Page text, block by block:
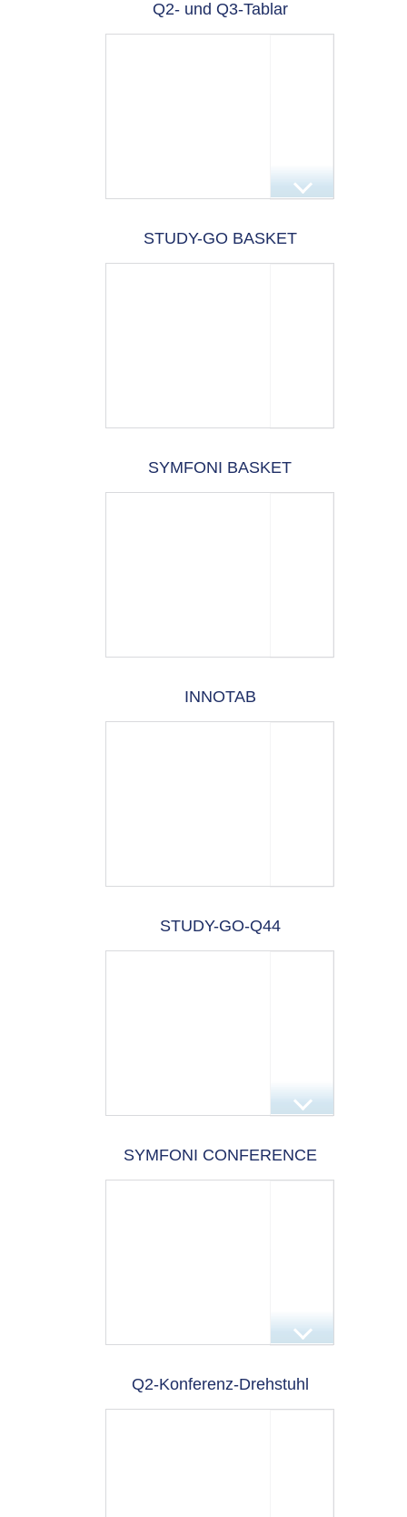
Q2- und Q3-Tablar
STUDY-GO BASKET
SYMFONI BASKET
INNOTAB
STUDY-GO-Q44
SYMFONI CONFERENCE
Q2-Konferenz-Drehstuhl